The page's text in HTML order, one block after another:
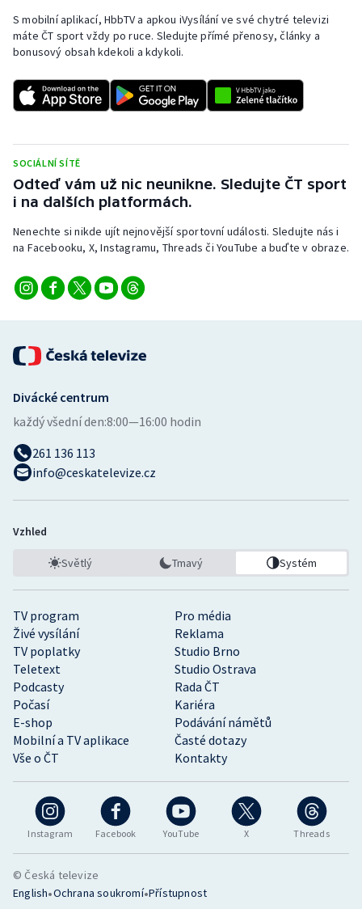
Rychlobruslení
Rychlostní kanoistika
Sportovní střelba
Stolní tenis
Triatlon
Veslování
Volejbal
Ostatní
S mobilní aplikací, HbbTV a apkou iVysílání ve své chytré televizi
máte ČT sport vždy po ruce. Sledujte přímé přenosy, články a
bonusový obsah kdekoli a kdykoli.
SOCIÁLNÍ SÍTĚ
Odteď vám už nic neunikne. Sledujte ČT sport
i na dalších platformách.
Nenechte si nikde ujít nejnovější sportovní události. Sledujte nás i
na Facebooku, X, Instagramu, Threads či YouTube a buďte v obraze.
Instagram Facebook YouTube X Threads
TV program
Pro média
Živé vysílání
Reklama
TV poplatky
Studio Brno
Teletext
Studio Ostrava
Podcasty
Rada ČT
Počasí
Kariéra
E-shop
Podávání námětů
Mobilní a TV aplikace
Časté dotazy
Vše o ČT
Kontakty
Divácké centrum
každý všední den:8:00—16:00 hodin
261 136 113
info@ceskatelevize.cz
Vzhled
Světlý Tmavý Systém
© Česká televize
English•Ochrana soukromí•Přístupnost